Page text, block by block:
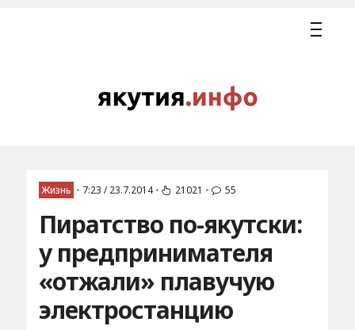
Жизнь • 7:23 / 23.7.2014 • 21021 • 55
Пиратство по-якутски:
у предпринимателя
«отжали» плавучую
электростанцию